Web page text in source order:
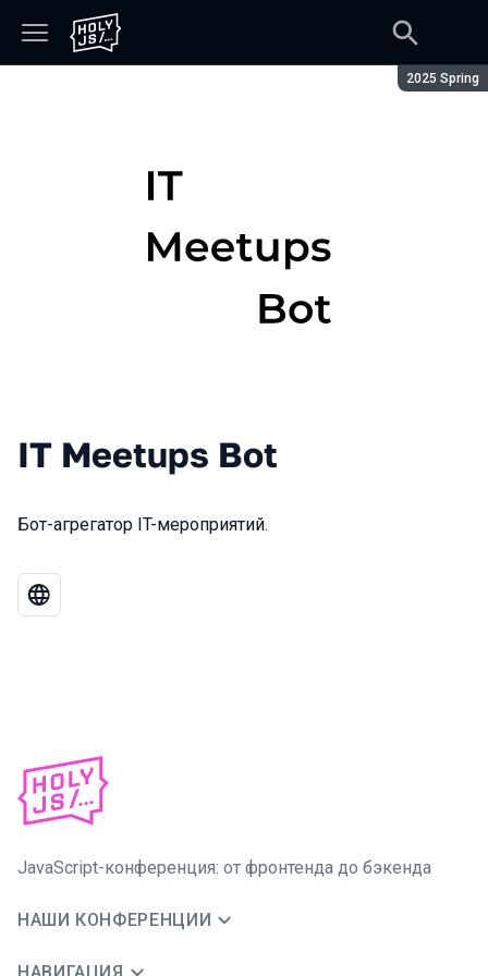
Сезон:
2025 Spring
IT Meetups Bot
Бот-агрегатор IT-мероприятий.
JavaScript-конференция: от фронтенда до бэкенда
НАШИ КОНФЕРЕНЦИИ